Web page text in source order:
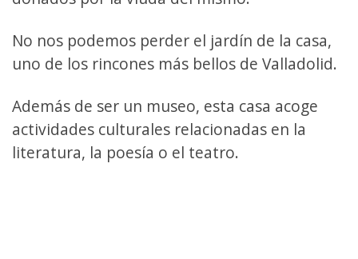
No nos podemos perder el jardín de la casa,
uno de los rincones más bellos de Valladolid.
Además de ser un museo, esta casa acoge
actividades culturales relacionadas en la
literatura, la poesía o el teatro.